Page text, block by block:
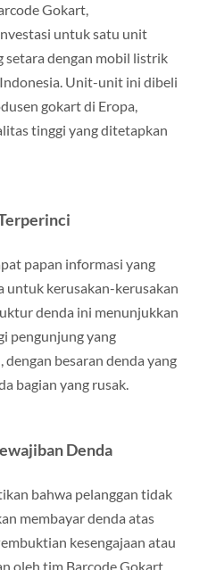
Gokart,
untuk satu unit
setara dengan mobil listrik
Unit-unit ini dibeli
gokart di Eropa,
tinggi yang ditetapkan
papan informasi yang
untuk kerusakan-kerusakan
denda ini menunjukkan
pengunjung yang
besaran denda yang
bagian yang rusak.
Denda
bahwa pelanggan tidak
membayar denda atas
kesengajaan atau
oleh tim Barcode Gokart